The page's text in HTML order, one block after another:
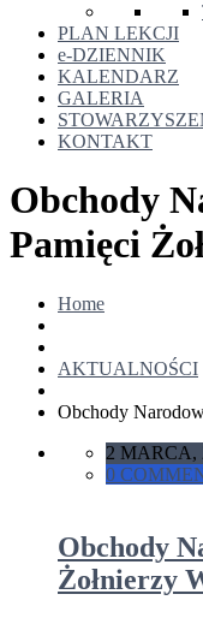
PLAN LEKCJI
e-DZIENNIK
KALENDARZ
GALERIA
KONTAKT
Obchody
Pamięci
Home
AKTUALNOŚCI
Obchody
2 MARCA,
0
Obchody
Żołnierzy